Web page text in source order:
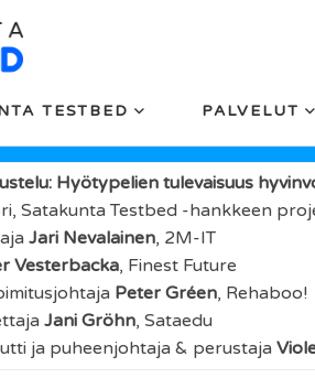
TESTBED PALVELUT
hyvinvointialueilla
ja pelitestausta tarjoilujen ohessa
Hyötypelien tulevaisuus
Satakunta Testbed -hankkeen
Jari Nevalainen, 2M-IT
Vesterbacka, Finest Future
Peter Gréen, Rehaboo!
Jani Gröhn, Sataedu
ja puheenjohtaja & perustaja